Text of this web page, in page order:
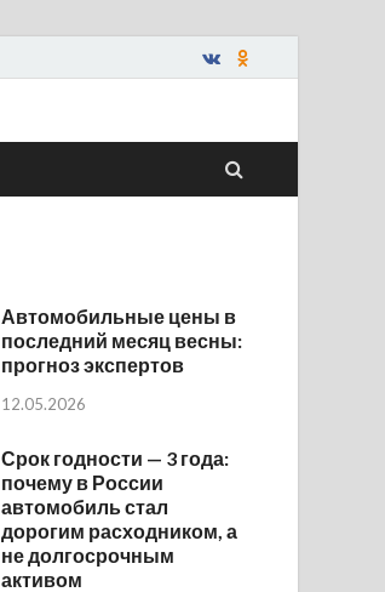
Автомобильные цены в
последний месяц весны:
прогноз экспертов
12.05.2026
Срок годности — 3 года:
почему в России
автомобиль стал
дорогим расходником, а
не долгосрочным
активом